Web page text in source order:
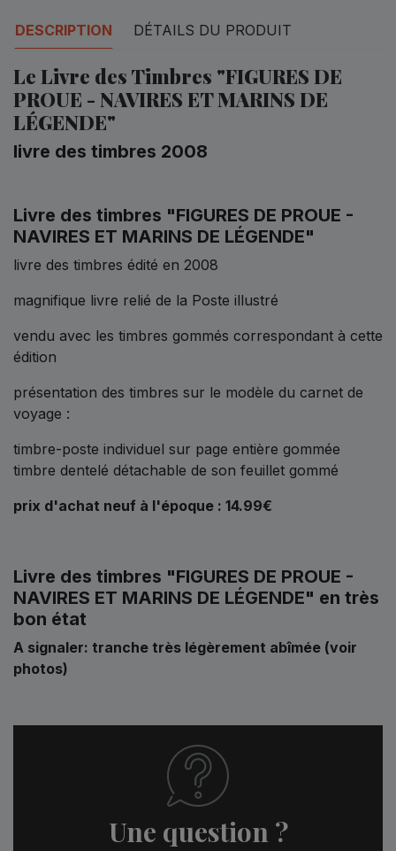
DESCRIPTION DÉTAILS DU PRODUIT
Le Livre des Timbres "FIGURES DE
PROUE - NAVIRES ET MARINS DE
LÉGENDE"
livre des timbres 2008
Livre des timbres "FIGURES DE PROUE -
NAVIRES ET MARINS DE LÉGENDE"
livre des timbres édité en 2008
magnifique livre relié de la Poste illustré
vendu avec les timbres gommés correspondant à cette
édition
présentation des timbres sur le modèle du carnet de
voyage :
timbre-poste individuel sur page entière gommée
timbre dentelé détachable de son feuillet gommé
prix d'achat neuf à l'époque : 14.99€
Livre des timbres "FIGURES DE PROUE -
NAVIRES ET MARINS DE LÉGENDE" en très
bon état
A signaler: tranche très légèrement abîmée (voir
photos)
Une question ?